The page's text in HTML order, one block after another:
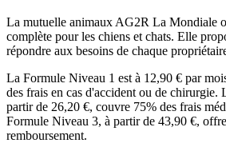
La mutuelle animaux AG2R La Mondiale
complète pour les chiens et chats. Elle
répondre aux besoins de chaque
La Formule Niveau 1 est à 12,90 € par
des frais en cas d'accident ou de chirurgie.
partir de 26,20 €, couvre 75% des frais
Formule Niveau 3, à partir de 43,90 €,
remboursement.